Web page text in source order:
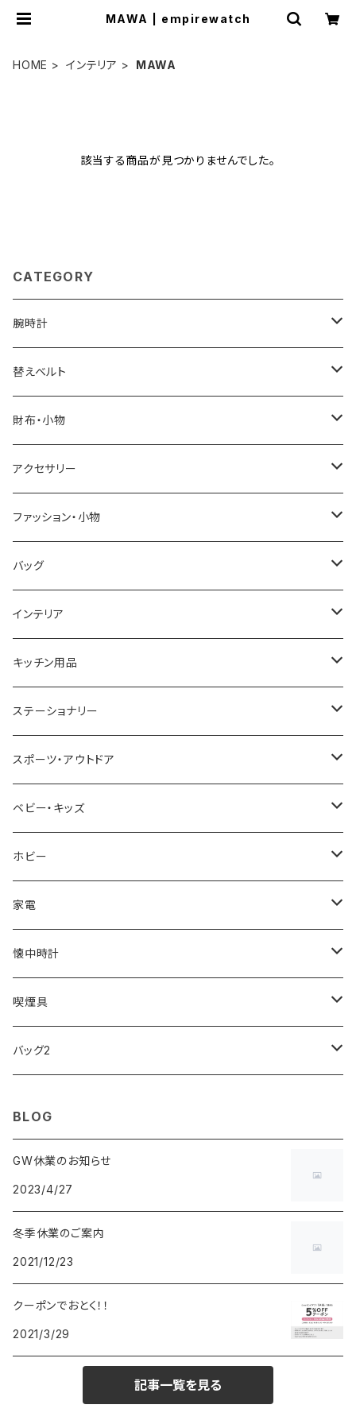
MAWA | empirewatch
HOME インテリア MAWA
該当する商品が見つかりませんでした。
CATEGORY
腕時計
ELGIN
SALVATORE MARRA
CASIO
GRANDEUR
COGU
GAGA MILANO
CACTUS
TIMEX
NIXON
AVALANCHE
ORIENT
ZEPPELIN
SKAGEN
FOOTBALL WATCHES
ARCA FUTURA
DISNEY
FOREVER
CLUSE
替えベルト
COACH
DANIEL WELLINGTON
LACOSTE
DIESEL
MICHAEL KORS
NO BRAND
財布・小物
SONNE
DUCT
TRANSNUMBER
SAAMA HOMME
ARNOLD PALMER
MICHAEL KORS
DIESEL
ALV
Merge
ETTINGER
COACH
BVLGARI
VANQUISH
DUNHILL
BEAMZSQUARE
TOMMY HILFIGER
アクセサリー
GUCCI
TIFFANY&CO
FOLLI FOLLIE
POLICE
PAUL HEWITT
22designstudio
BOTTEGA VENETA
EMPORIO ARMANI
CALVIN KLEIN
DANIEL WELLINGTON
SWAROVSKI
VIVIENNE WESTWOOD
MICHAEL KORS
MARC JACOBS
DIESEL
ファッション・小物
DAKS
栃木レザー
NIKE
DUNHILL
NEWYORKER
OROBIANCO
Ellese
COLEMAN
MONTBLANC
Fashion Accessory Cllection
ISLAND
ATLANTIC STARS
VIVIENNE WESTWOOD
POLO RALPH LAUREN
バッグ
MANHATTAN PORTAGE
United HOMME
RODANIA
BEAMZSQUARE
BLAZER CLUB
ANDY HAWARD
G GUSTO
GULLWING
LESPORTSAC
PRADA
BROMPTON
HAMILTON
INCASE
インテリア
CRYSTOCRAFT
SEIKO
CITIZEN
BRAUN
RHYTHM
BLOSSOM
MONDAINE
MAWA
その他
TANACOCORO
WOODEN
CASIO
キッチン用品
I'mD
Helios
VALENTINO VISCANI
ステーショナリー
LAMY
WATERMAN
PARKER
PELIKAN
CROSS
MONTBLANC
SWAROVSKI
SMYTHSON
スポーツ・アウトドア
Trangia
Barebones
FEUERHAND
CASIO
ベビー・キッズ
ふわりぃ
ERGO BABY
ホビー
その他
AMOS
OMMIX
COACH
家電
CREATE
TORAY
OMRON
Micol
懐中時計
MONDAINE
喫煙具
ZIPPO
バッグ2
BLOG
GW休業のお知らせ
2023/4/27
冬季休業のご案内
2021/12/23
クーポンでおとく！！
2021/3/29
記事一覧を見る